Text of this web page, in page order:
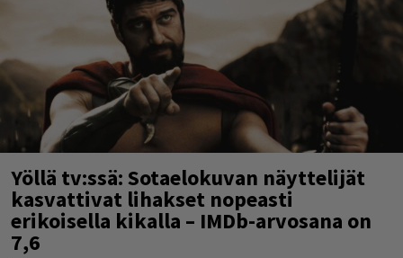
Yöllä tv:ssä: Sotaelokuvan näyttelijät
kasvattivat lihakset nopeasti
erikoisella kikalla – IMDb-arvosana on
7,6